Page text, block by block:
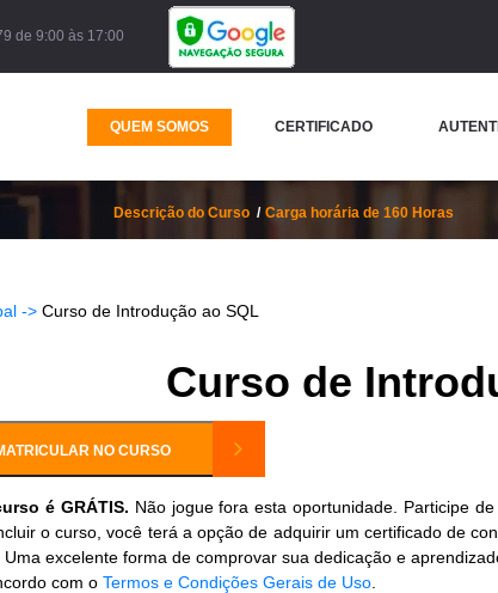
de 9:00 às 17:00
QUEM SOMOS CERTIFICADO
Descrição do Curso Carga horária de 160 Horas
->Curso de Introdução ao SQL
Curso de
NO CURSO
é GRÁTIS. Não jogue fora esta oportunidade. Participe
o curso, você terá a opção de adquirir um certificado de
Uma excelente forma de comprovar sua dedicação e
com o Termos e Condições Gerais de Uso.